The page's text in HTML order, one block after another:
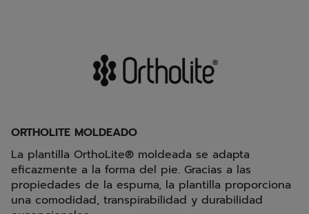
ORTHOLITE MOLDEADO
La plantilla OrthoLite® moldeada se adapta
eficazmente a la forma del pie. Gracias a las
propiedades de la espuma, la plantilla proporciona
una comodidad, transpirabilidad y durabilidad